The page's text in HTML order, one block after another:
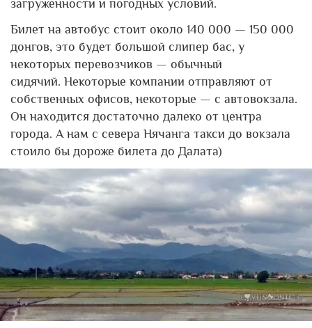
загруженности и погодных условий.
Билет на автобус стоит около 140 000 — 150 000
донгов, это будет большой слипер бас, у
некоторых перевозчиков — обычный
сидячий. Некоторые компании отправляют от
собственных офисов, некоторые — с автовокзала.
Он находится достаточно далеко от центра
города. А нам с севера Нячанга такси до вокзала
стоило бы дороже билета до Далата)